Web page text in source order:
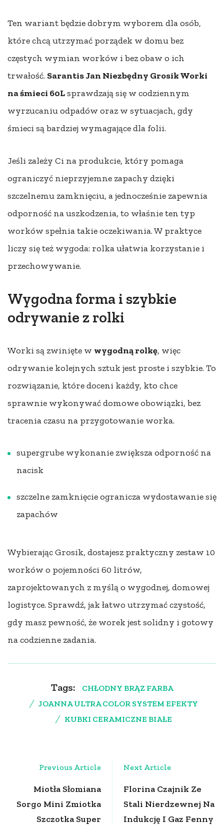
Ten wariant będzie dobrym wyborem dla osób,
które chcą utrzymać porządek w domu bez
częstych wymian worków i bez obaw o ich
trwałość. Sarantis Jan Niezbędny Grosik Worki
na śmieci 60Lsprawdzają się w codziennym
wyrzucaniu odpadów oraz w sytuacjach, gdy
śmieci są bardziej wymagające dla folii.
Jeśli zależy Ci na produkcie, który pomaga
ograniczyć nieprzyjemne zapachy dzięki
szczelnemu zamknięciu, a jednocześnie zapewnia
odporność na uszkodzenia, to właśnie ten typ
worków spełnia takie oczekiwania. W praktyce
liczy się też wygoda: rolka ułatwia korzystanie i
przechowywanie.
Wygodna forma i szybkie
odrywanie z rolki
Worki są zwinięte w wygodną rolkę, więc
odrywanie kolejnych sztuk jest proste i szybkie. To
rozwiązanie, które doceni każdy, kto chce
sprawnie wykonywać domowe obowiązki, bez
tracenia czasu na przygotowanie worka.
supergrube wykonanie zwiększa odporność na
nacisk
szczelne zamknięcie ogranicza wydostawanie się
zapachów
Wybierając Grosik, dostajesz praktyczny zestaw 10
worków o pojemności 60 litrów,
zaprojektowanych z myślą o wygodnej, domowej
logistyce. Sprawdź, jak łatwo utrzymać czystość,
gdy masz pewność, że worek jest solidny i gotowy
na codzienne zadania.
Tags:
CHŁODNY BRĄZ FARBA
JOANNA ULTRA COLOR SYSTEM EFEKTY
KUBKI CERAMICZNE BIAŁE
Previous Article
Miotła Słomiana
Sorgo Mini Zmiotka
Szczotka Super
Next Article
Florina Czajnik Ze
Stali Nierdzewnej Na
Indukcję I Gaz Fenny